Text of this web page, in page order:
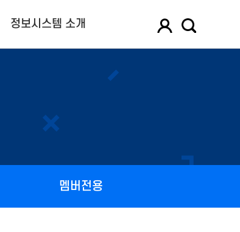
정보시스템 소개
멤버전용